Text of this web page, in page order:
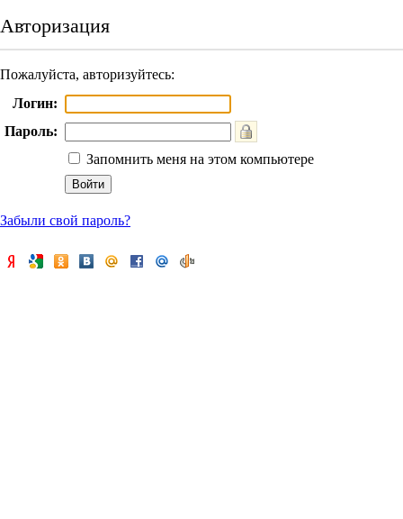
Авторизация
Пожалуйста, авторизуйтесь:
Логин:
Пароль:
Запомнить меня на этом компьютере
Забыли свой пароль?